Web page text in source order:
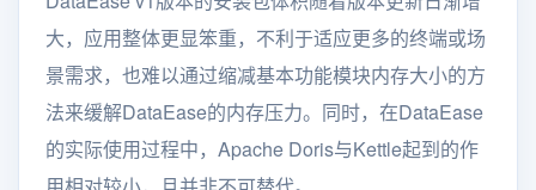
大，应用整体更显笨重，不利于适应更多的终端或场
景需求，也难以通过缩减基本功能模块内存大小的方
法来缓解DataEase的内存压力。同时，在DataEase
的实际使用过程中，Apache Doris与Kettle起到的作